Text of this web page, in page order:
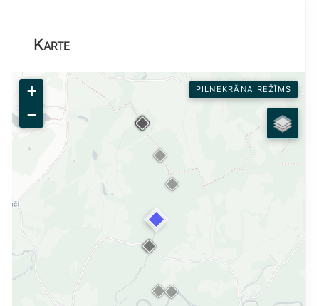
Karte
PILNEKRĀNA REŽĪMS
+
−